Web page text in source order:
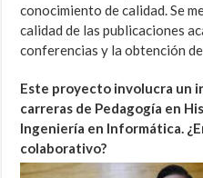
conocimiento de calidad. Se
calidad de las publicaciones
conferencias y la obtención
Este proyecto involucra un
carreras de Pedagogía en
Ingeniería en Informática.
colaborativo?